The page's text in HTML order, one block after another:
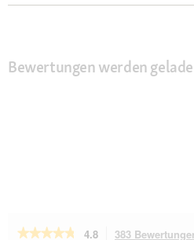
Bewertungen werden
★★★★★
★★★★★ 4.8 383